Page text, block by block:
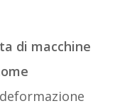
di macchine